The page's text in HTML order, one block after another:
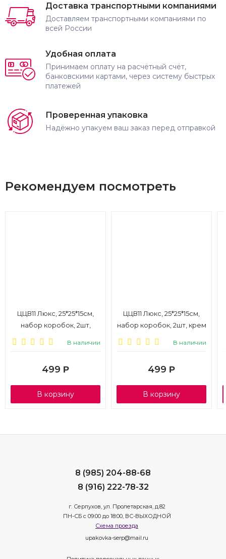
Доставка транспортными компаниями
Доставляем транспортными компаниями по
всей России
Удобная оплата
Принимаем оплату на расчётный счёт,
банковскими картами, через систему быстрых
платежей
Проверенная упаковка
Надёжно упакуем ваш заказ перед отправкой
Рекомендуем посмотреть
ЦЦВ11 Люкс, 25*25*15см,
набор коробок, 2шт,
В наличии
499 Р
В корзину
ЦЦВ11 Люкс, 25*25*15см,
набор коробок, 2шт, крем
В наличии
499 Р
В корзину
8 (985) 204-88-68
8 (916) 222-78-32
г. Серпухов, ул. Пролетарская, д.82
ПН-СБ с 09:00 до 18:00, ВС-ВЫХОДНОЙ
Схема проезда
upakovka-serp@mail.ru